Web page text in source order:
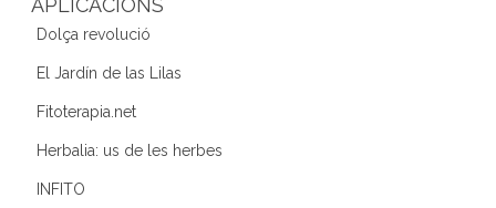
APLICACIONS
Dolça revolució
El Jardín de las Lilas
Fitoterapia.net
Herbalia: us de les herbes
INFITO